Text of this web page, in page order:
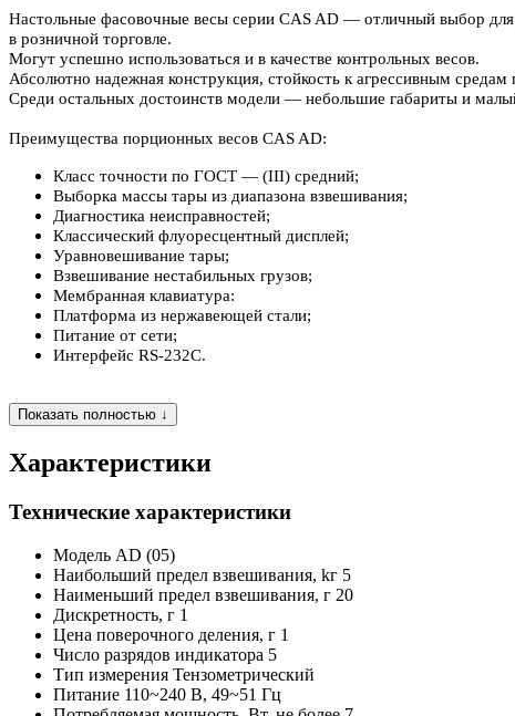
Настольные фасовочные весы серии CAS AD — отличный выбор
в розничной торговле.
Могут успешно использоваться и в качестве контрольных весов.
Абсолютно надежная конструкция, стойкость к агрессивным
Среди остальных достоинств модели — небольшие габариты и
Преимущества порционных весов CAS AD:
Класс точности по ГОСТ — (III) средний;
Выборка массы тары из диапазона взвешивания;
Диагностика неисправностей;
Классический флуоресцентный дисплей;
Уравновешивание тары;
Взвешивание нестабильных грузов;
Мембранная клавиатура:
Платформа из нержавеющей стали;
Питание от сети;
Интерфейс RS-232С.
Показать полностью ↓
Характеристики
Технические характеристики
Модель AD (05)
Наибольший предел взвешивания, kг 5
Наименьший предел взвешивания, г 20
Дискретность, г 1
Цена поверочного деления, г 1
Число разрядов индикатора 5
Тип измерения Тензометрический
Питание 110~240 В, 49~51 Гц